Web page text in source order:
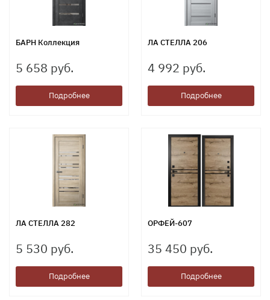
БАРН Коллекция
5 658 руб.
Подробнее
ЛА СТЕЛЛА 206
4 992 руб.
Подробнее
ЛА СТЕЛЛА 282
5 530 руб.
Подробнее
ОРФЕЙ-607
35 450 руб.
Подробнее